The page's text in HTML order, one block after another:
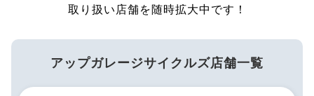
取り扱い店舗を随時拡大中です！
アップガレージサイクルズ店舗一覧